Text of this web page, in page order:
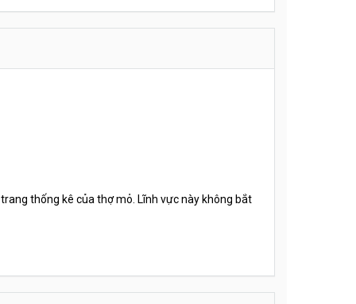
thống kê của thợ mỏ. Lĩnh vực này không bắt